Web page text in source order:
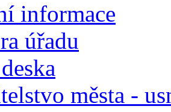
informace
úřadu
města -